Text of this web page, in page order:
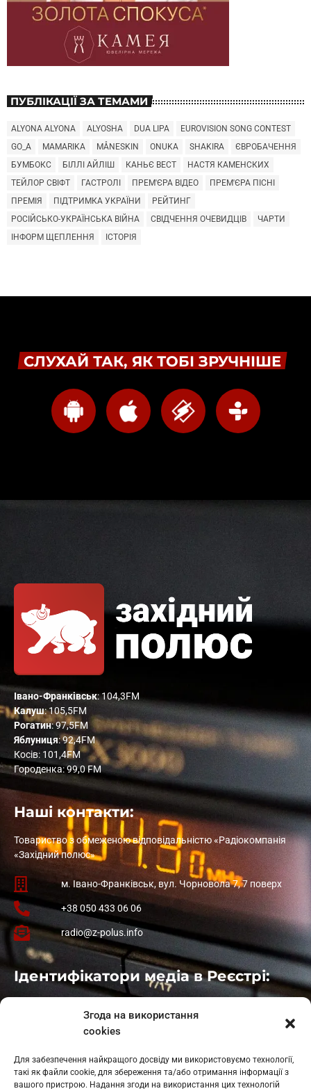
Згода на використання
cookies
Для забезпечення найкращого досвіду ми використовуємо технології,
такі як файли cookie, для збереження та/або отримання інформації з
вашого пристрою. Надання згоди на використання цих технологій
ПУБЛІКАЦІЇ ЗА ТЕМАМИ
ALYONA ALYONA ALYOSHA DUA LIPA
EUROVISION SONG CONTEST
GO_A
MAMARIKA MÅNESKIN ONUKA SHAKIRA
ЄВРОБАЧЕННЯ
БУМБОКС
БІЛЛІ АЙЛІШ КАНЬЄ ВЕСТ
НАСТЯ КАМЕНСКИХ
ТЕЙЛОР СВІФТ
ГАСТРОЛІ ПРЕМ'ЄРА ВІДЕО
ПРЕМ'ЄРА ПІСНІ
ПРЕМІЯ
ПІДТРИМКА УКРАЇНИ
РЕЙТИНГ
РОСІЙСЬКО-УКРАЇНСЬКА ВІЙНА
СВІДЧЕННЯ ОЧЕВИДЦІВ
ЧАРТИ
ІНФОРМ ЩЕПЛЕННЯ
ІСТОРІЯ
СЛУХАЙ ТАК, ЯК ТОБІ ЗРУЧНІШЕ
Івано-Франківськ: 104,3FM
Калуш: 105,5FM
Рогатин: 97,5FM
Яблуниця: 92,4FM
Косів: 101,4FM
Городенка: 99,0 FM
Наші контакти:
Товариство з обмеженою відповідальністю «Радіокомпанія
«Західний полюс»
м. Івано-Франківськ, вул. Чорновола 7, 7 поверх
+38 050 433 06 06
radio@z-polus.info
Ідентифікатори медіа в Реєстрі:
: L11-01410
: L11-01801
Косів: L11-01805
Гарасимів: L11-02274